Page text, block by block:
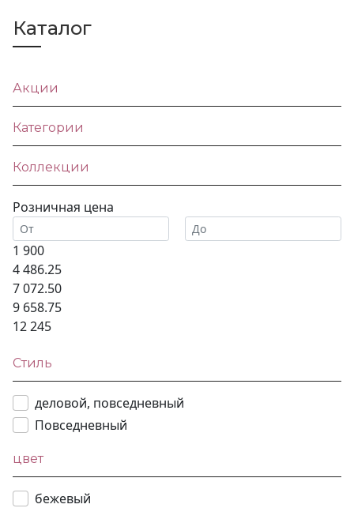
Каталог
Акции
Категории
Коллекции
Розничная цена
1 900
4 486.25
7 072.50
9 658.75
12 245
Стиль
деловой, повседневный
Повседневный
цвет
бежевый